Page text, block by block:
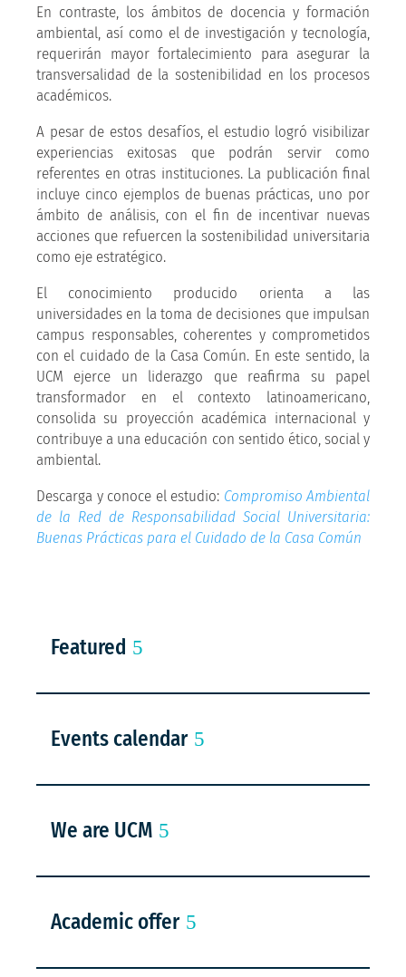
En contraste, los ámbitos de docencia y formación
ambiental, así como el de investigación y tecnología,
requerirán mayor fortalecimiento para asegurar la
transversalidad de la sostenibilidad en los procesos
académicos.
A pesar de estos desafíos, el estudio logró visibilizar
experiencias exitosas que podrán servir como
referentes en otras instituciones. La publicación final
incluye cinco ejemplos de buenas prácticas, uno por
ámbito de análisis, con el fin de incentivar nuevas
acciones que refuercen la sostenibilidad universitaria
como eje estratégico.
El conocimiento producido orienta a las
universidades en la toma de decisiones que impulsan
campus responsables, coherentes y comprometidos
con el cuidado de la Casa Común. En este sentido, la
UCM ejerce un liderazgo que reafirma su papel
transformador en el contexto latinoamericano,
consolida su proyección académica internacional y
contribuye a una educación con sentido ético, social y
ambiental.
Descarga y conoce el estudio: Compromiso Ambiental
de la Red de Responsabilidad Social Universitaria:
Buenas Prácticas para el Cuidado de la Casa Común
Featured
Events calendar
We are UCM
Academic offer